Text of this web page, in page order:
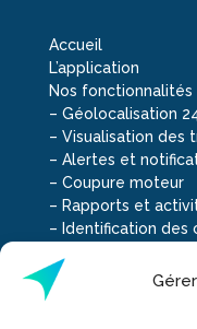
Accueil
L’application
Nos fonctionnalités
– Géolocalisation
– Visualisation des
– Alertes et
– Coupure moteur
– Rapports et
– Identification des
– Gestion
Types de véhicules